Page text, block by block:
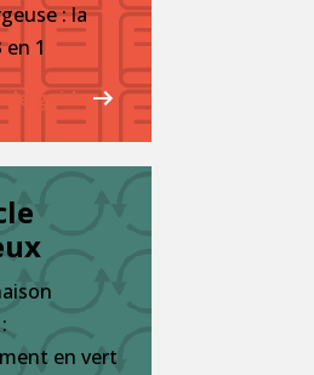
: la
1
le guide
en vert